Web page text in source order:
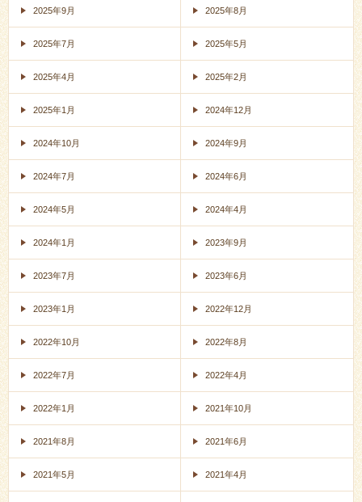
2025年9月 2025年8月
2025年7月 2025年5月
2025年4月 2025年2月
2025年1月 2024年12月
2024年10月 2024年9月
2024年7月 2024年6月
2024年5月 2024年4月
2024年1月 2023年9月
2023年7月 2023年6月
2023年1月 2022年12月
2022年10月 2022年8月
2022年7月 2022年4月
2022年1月 2021年10月
2021年8月 2021年6月
2021年5月 2021年4月